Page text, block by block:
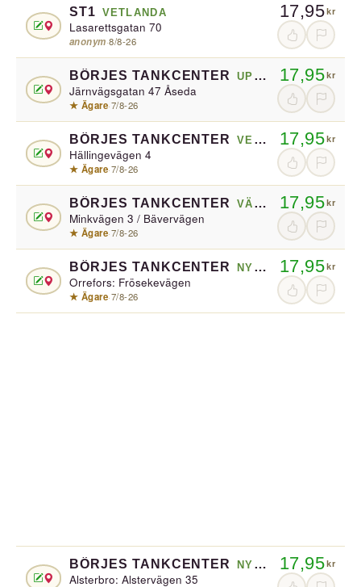
ST1 VETLANDA
Lasarettsgatan 70
anonym·8/8-26
17,95kr
BÖRJES TANKCENTER UPPVIDINGE
Järnvägsgatan 47 Åseda
★ Ägare·7/8-26
17,95kr
BÖRJES TANKCENTER VETLANDA
Hällingevägen 4
★ Ägare·7/8-26
17,95kr
BÖRJES TANKCENTER VÄXJÖ
Minkvägen 3 / Bävervägen
★ Ägare·7/8-26
17,95kr
BÖRJES TANKCENTER NYBRO
Orrefors: Frösekevägen
★ Ägare·7/8-26
17,95kr
BÖRJES TANKCENTER NYBRO
Alsterbro: Alstervägen 35
17,95kr